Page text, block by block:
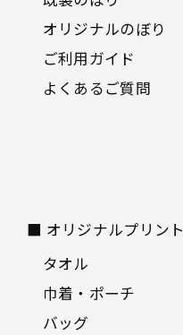
オリジナルのぼり
ご利用ガイド
よくあるご質問
■ オリジナルプリント
タオル
巾着・ポーチ
バッグ